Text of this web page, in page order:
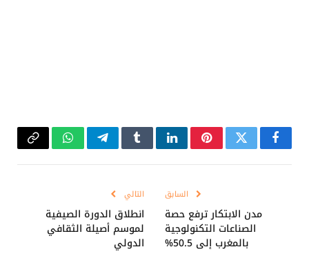
فيسبوكتويتر بينتيريستلينكدإنTumblrتيلقرامواتسابCopy
السابق
مدن الابتكار ترفع حصة
الصناعات التكنولوجية
بالمغرب إلى 50.5%
التالي
انطلاق الدورة الصيفية
لموسم أصيلة الثقافي
الدولي